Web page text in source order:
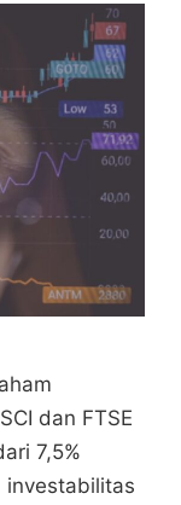
dan FTSE
7,5%
investabilitas